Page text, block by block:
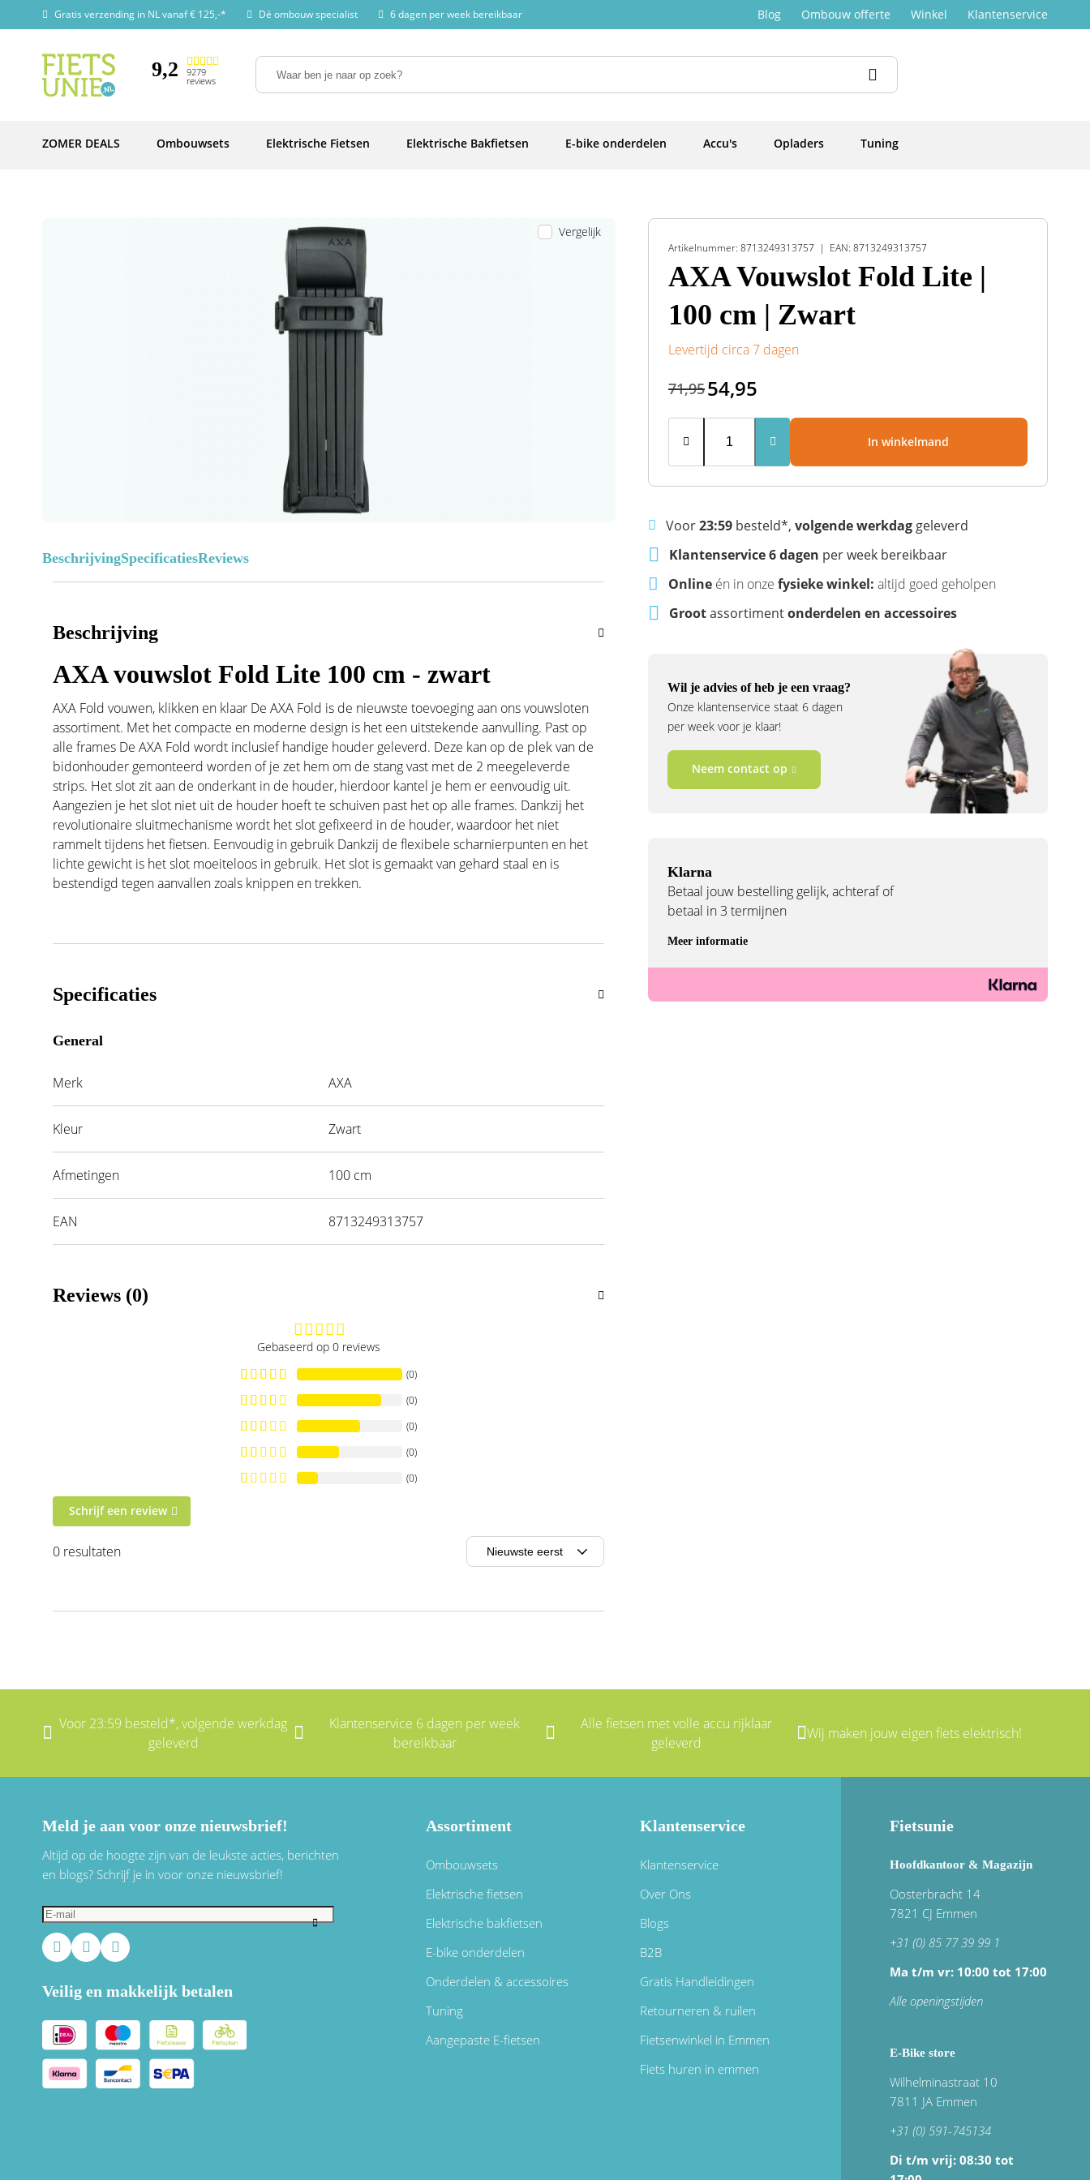
Gratis verzending in NL vanaf € 125,-* Dé ombouw specialist 6 dagen per week bereikbaar Blog Ombouw offerte Winkel Klantenservice
9,2 9279
reviews
ZOMER DEALS Ombouwsets Elektrische Fietsen Elektrische Bakfietsen E-bike onderdelen Accu's Opladers Tuning
Vergelijk
BeschrijvingSpecificatiesReviews
Beschrijving
AXA vouwslot Fold Lite 100 cm - zwart
AXA Fold vouwen, klikken en klaar De AXA Fold is de nieuwste toevoeging aan ons vouwsloten
assortiment. Met het compacte en moderne design is het een uitstekende aanvulling. Past op
alle frames De AXA Fold wordt inclusief handige houder geleverd. Deze kan op de plek van de
bidonhouder gemonteerd worden of je zet hem om de stang vast met de 2 meegeleverde
strips. Het slot zit aan de onderkant in de houder, hierdoor kantel je hem er eenvoudig uit.
Aangezien je het slot niet uit de houder hoeft te schuiven past het op alle frames. Dankzij het
revolutionaire sluitmechanisme wordt het slot gefixeerd in de houder, waardoor het niet
rammelt tijdens het fietsen. Eenvoudig in gebruik Dankzij de flexibele scharnierpunten en het
lichte gewicht is het slot moeiteloos in gebruik. Het slot is gemaakt van gehard staal en is
bestendigd tegen aanvallen zoals knippen en trekken.
Specificaties
General
Merk AXA
Kleur Zwart
Afmetingen 100 cm
EAN 8713249313757
Reviews (0)
Gebaseerd op 0 reviews
(0)
(0)
(0)
(0)
(0)
Schrijf een review
0 resultaten
Artikelnummer: 8713249313757 EAN: 8713249313757
AXA Vouwslot Fold Lite |
100 cm | Zwart
Levertijd circa 7 dagen
71,9554,95
In winkelmand
Voor23:59besteld*, volgende werkdaggeleverd
Klantenservice 6 dagen per week bereikbaar
Online én in onze fysieke winkel: altijd goed geholpen
Grootassortimentonderdelen en accessoires
Wil je advies of heb je een vraag?
Onze klantenservice staat 6 dagen
per week voor je klaar!
Neem contact op
Klarna
Betaal jouw bestelling gelijk, achteraf of
betaal in 3 termijnen
Meer informatie
Voor 23:59 besteld*, volgende werkdag
geleverd
Klantenservice 6 dagen per week
bereikbaar
Alle fietsen met volle accu rijklaar
geleverd
Wij maken jouw eigen fiets elektrisch!
Meld je aan voor onze nieuwsbrief!
Altijd op de hoogte zijn van de leukste acties, berichten
en blogs? Schrijf je in voor onze nieuwsbrief!
Veilig en makkelijk betalen
Assortiment
Ombouwsets
Elektrische fietsen
Elektrische bakfietsen
E-bike onderdelen
Onderdelen & accessoires
Tuning
Aangepaste E-fietsen
Klantenservice
Klantenservice
Over Ons
Blogs
B2B
Gratis Handleidingen
Retourneren & ruilen
Fietsenwinkel in Emmen
Fiets huren in emmen
Fietsunie
Hoofdkantoor & Magazijn
Oosterbracht 14
7821 CJ Emmen
+31 (0) 85 77 39 99 1
Ma t/m vr: 10:00 tot 17:00
Alle openingstijden
E-Bike store
Wilhelminastraat 10
7811 JA Emmen
+31 (0) 591-745134
Di t/m vrij: 08:30 tot